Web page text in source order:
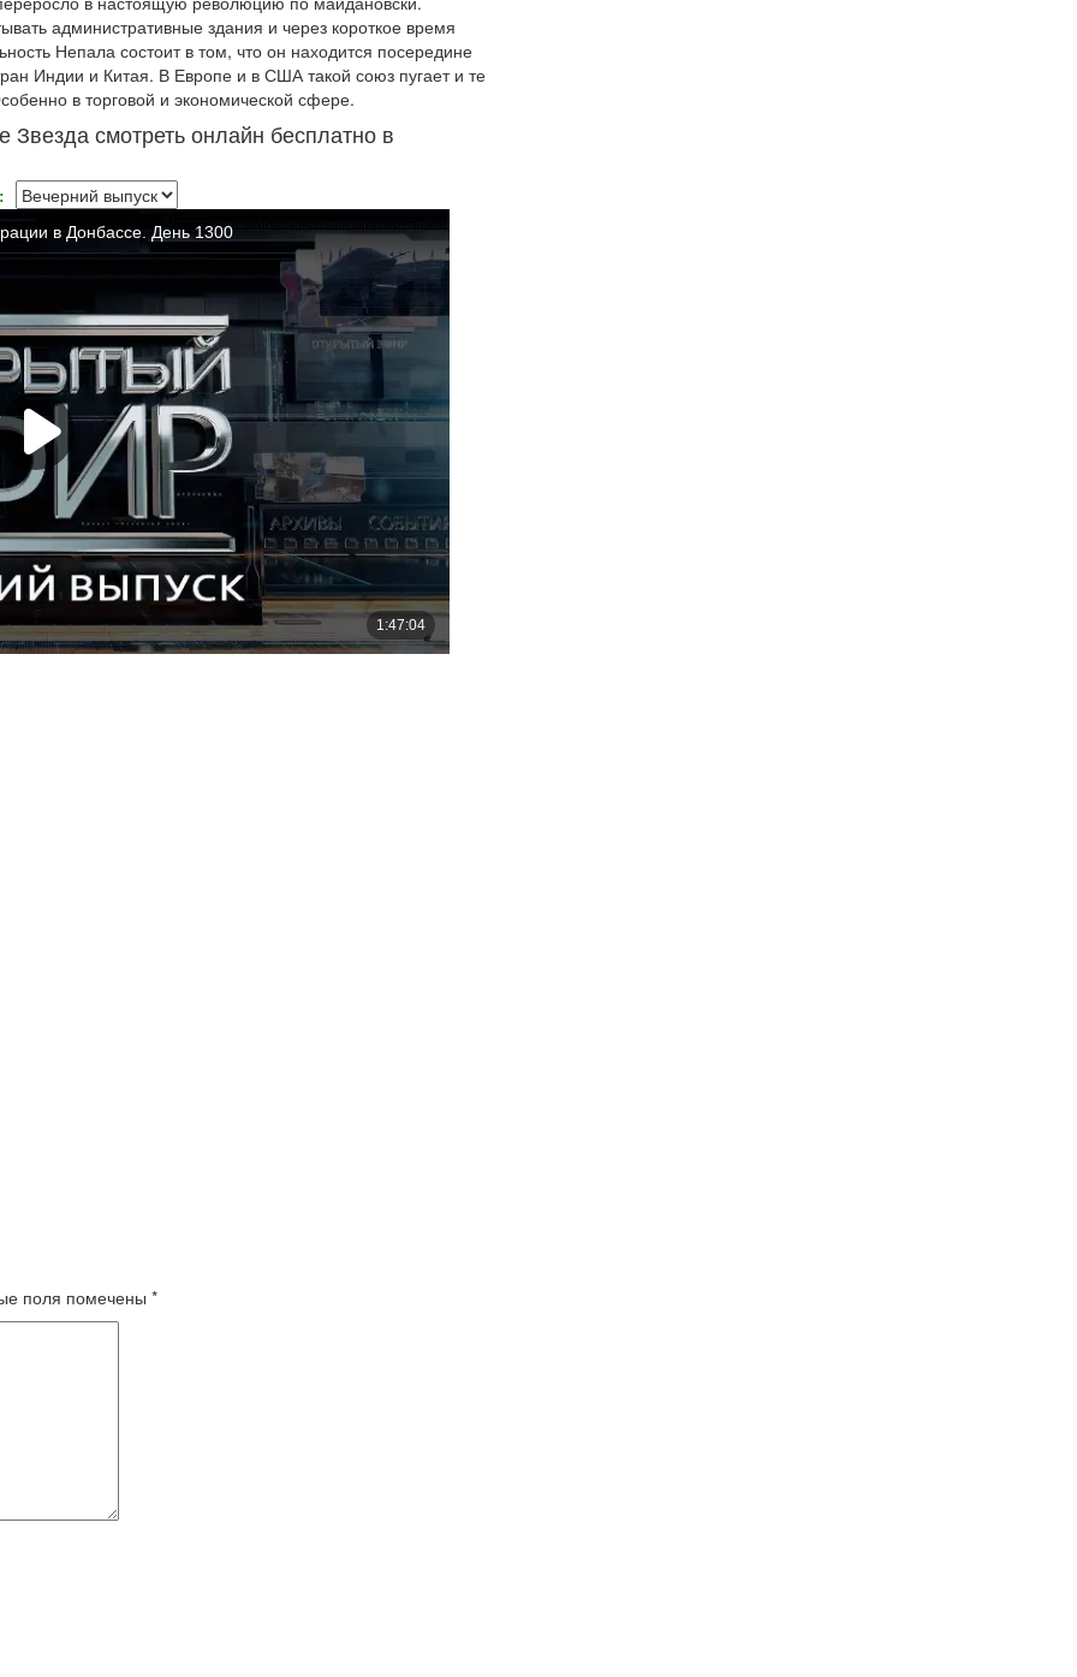
административные здания и через короткое время
Непала состоит в том, что он находится посередине
Индии и Китая. В Европе и в США такой союз пугает и те
в торговой и экономической сфере.
смотреть онлайн бесплатно в
поля помечены *